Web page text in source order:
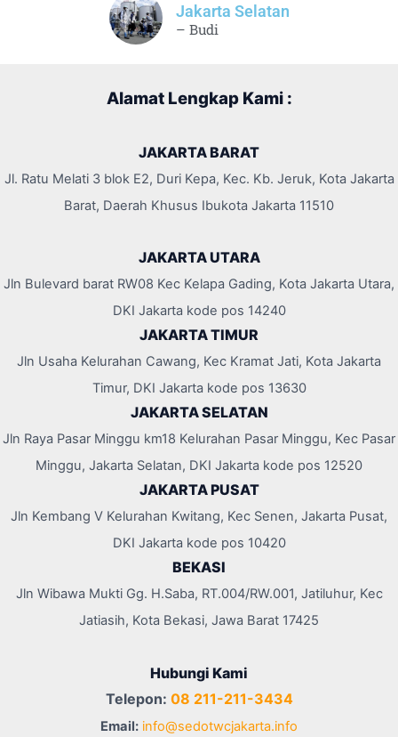
Jakarta Selatan
– Budi
Alamat Lengkap Kami :
JAKARTA BARAT
Jl. Ratu Melati 3 blok E2, Duri Kepa, Kec. Kb. Jeruk, Kota Jakarta
Barat, Daerah Khusus Ibukota Jakarta 11510
JAKARTA UTARA
Jln Bulevard barat RW08 Kec Kelapa Gading, Kota Jakarta Utara,
DKI Jakarta kode pos 14240
JAKARTA TIMUR
Jln Usaha Kelurahan Cawang, Kec Kramat Jati, Kota Jakarta
Timur, DKI Jakarta kode pos 13630
JAKARTA SELATAN
Jln Raya Pasar Minggu km18 Kelurahan Pasar Minggu, Kec Pasar
Minggu, Jakarta Selatan, DKI Jakarta kode pos 12520
JAKARTA PUSAT
Jln Kembang V Kelurahan Kwitang, Kec Senen, Jakarta Pusat,
DKI Jakarta kode pos 10420
BEKASI
Jln Wibawa Mukti Gg. H.Saba, RT.004/RW.001, Jatiluhur, Kec
Jatiasih, Kota Bekasi, Jawa Barat 17425
Hubungi Kami
Telepon: 08 211-211-3434
Email: info@sedotwcjakarta.info